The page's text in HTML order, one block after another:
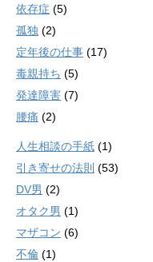
依存症 (5)
孤独 (2)
定年後の仕事 (17)
毒親持ち (5)
発達障害 (7)
腰痛 (2)
人生相談の手紙 (1)
引き寄せの法則 (53)
DV男 (2)
オタク男 (1)
マザコン (6)
不倫 (1)